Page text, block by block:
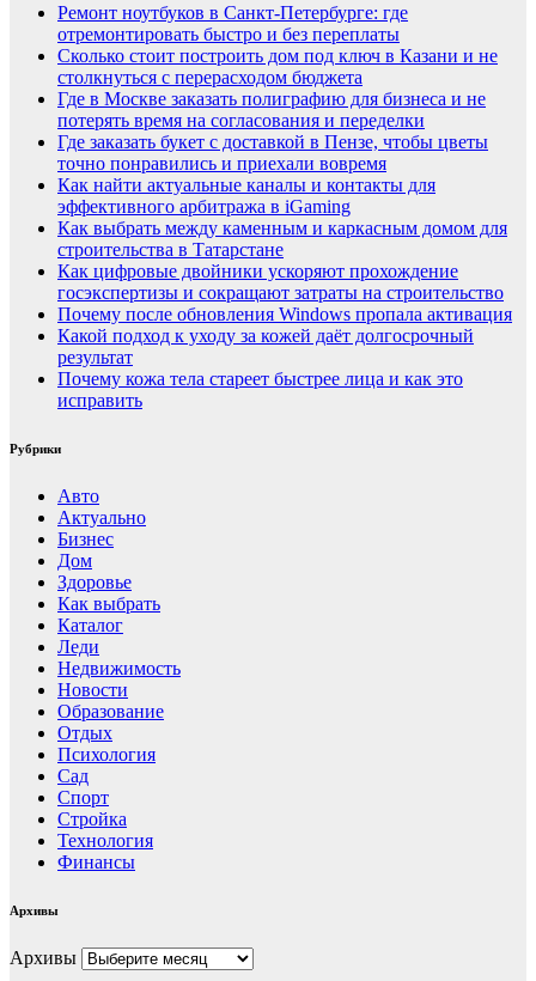
Ремонт ноутбуков в Санкт-Петербурге: где
отремонтировать быстро и без переплаты
Сколько стоит построить дом под ключ в Казани и не
столкнуться с перерасходом бюджета
Где в Москве заказать полиграфию для бизнеса и не
потерять время на согласования и переделки
Где заказать букет с доставкой в Пензе, чтобы цветы
точно понравились и приехали вовремя
Как найти актуальные каналы и контакты для
эффективного арбитража в iGaming
Как выбрать между каменным и каркасным домом для
строительства в Татарстане
Как цифровые двойники ускоряют прохождение
госэкспертизы и сокращают затраты на строительство
Почему после обновления Windows пропала активация
Какой подход к уходу за кожей даёт долгосрочный
результат
Почему кожа тела стареет быстрее лица и как это
исправить
Рубрики
Авто
Актуально
Бизнес
Дом
Здоровье
Как выбрать
Каталог
Леди
Недвижимость
Новости
Образование
Отдых
Психология
Сад
Спорт
Стройка
Технология
Финансы
Архивы
Архивы